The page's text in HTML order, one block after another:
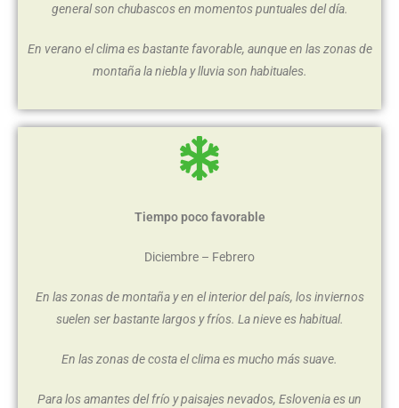
general son chubascos en momentos puntuales del día.
En verano el clima es bastante favorable, aunque en las zonas de
montaña la niebla y lluvia son habituales.
Tiempo poco favorable
Diciembre – Febrero
En las zonas de montaña y en el interior del país, los inviernos
suelen ser bastante largos y fríos. La nieve es habitual.
En las zonas de costa el clima es mucho más suave.
Para los amantes del frío y paisajes nevados, Eslovenia es un